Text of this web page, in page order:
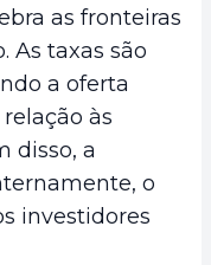
as fronteiras
As taxas são
a oferta
às
disso, a
o
investidores